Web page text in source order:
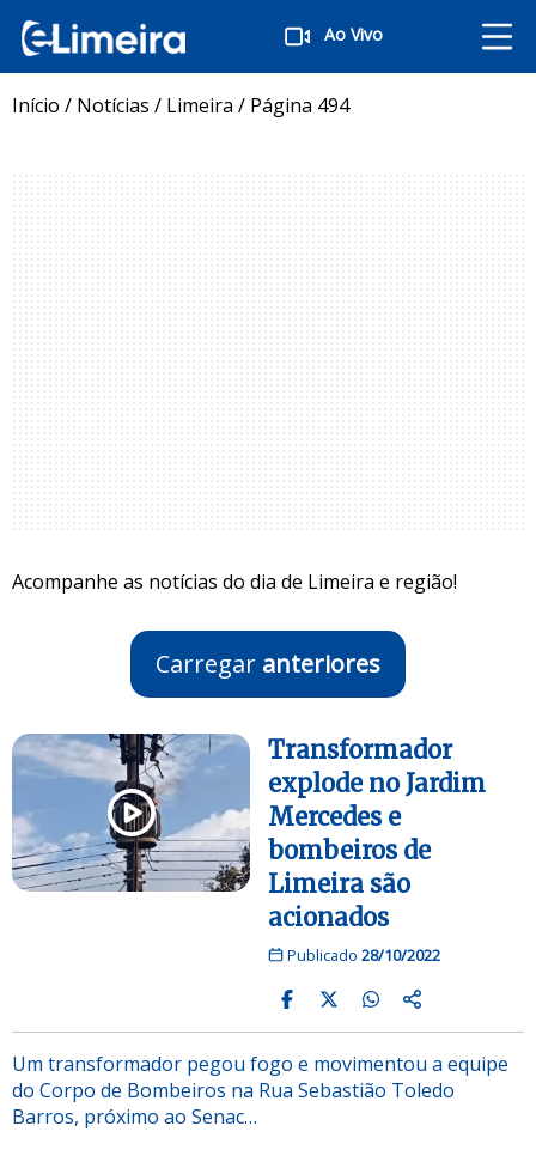
Ao Vivo
Início / Notícias / Limeira / Página 494
Acompanhe as notícias do dia de Limeira e região!
Carregar anteriores
Transformador
explode no Jardim
Mercedes e
bombeiros de
Limeira são
acionados
Publicado 28/10/2022
Um transformador pegou fogo e movimentou a equipe
do Corpo de Bombeiros na Rua Sebastião Toledo
Barros, próximo ao Senac…